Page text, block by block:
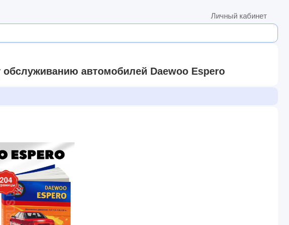
Личный кабинет
обслуживанию автомобилей Daewoo Espero